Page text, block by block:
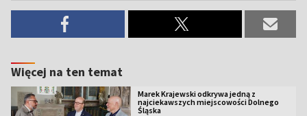
Więcej na ten temat
Marek Krajewski odkrywa jedną z
najciekawszych miejscowości Dolnego
Śląska